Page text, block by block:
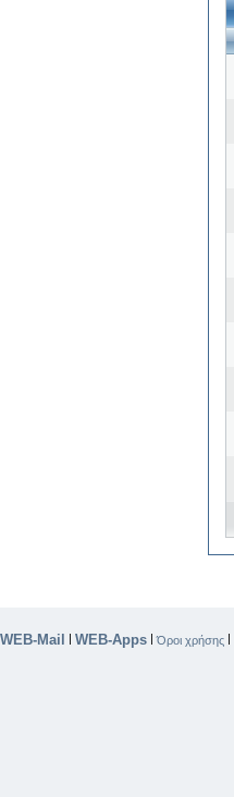
WEB-Mail | WEB-Apps |Όροι χρήσης |